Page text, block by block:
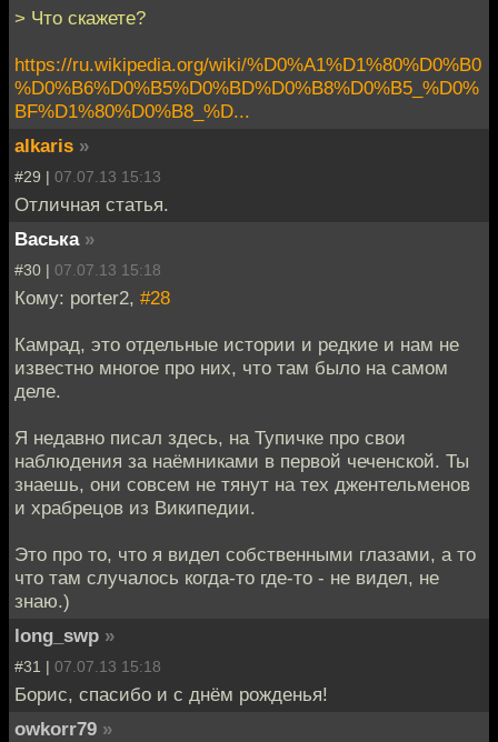
> Что скажете?
https://ru.wikipedia.org/wiki/%D0%A1%D1%80%D0%B0
%D0%B6%D0%B5%D0%BD%D0%B8%D0%B5_%D0%
BF%D1%80%D0%B8_%D...
alkaris »
#29 | 07.07.13 15:13
Отличная статья.
Васька »
#30 | 07.07.13 15:18
Кому: porter2, #28
Камрад, это отдельные истории и редкие и нам не
известно многое про них, что там было на самом
деле.
Я недавно писал здесь, на Тупичке про свои
наблюдения за наёмниками в первой чеченской. Ты
знаешь, они совсем не тянут на тех джентельменов
и храбрецов из Википедии.
Это про то, что я видел собственными глазами, а то
что там случалось когда-то где-то - не видел, не
знаю.)
long_swp »
#31 | 07.07.13 15:18
Борис, спасибо и с днём рожденья!
owkorr79 »